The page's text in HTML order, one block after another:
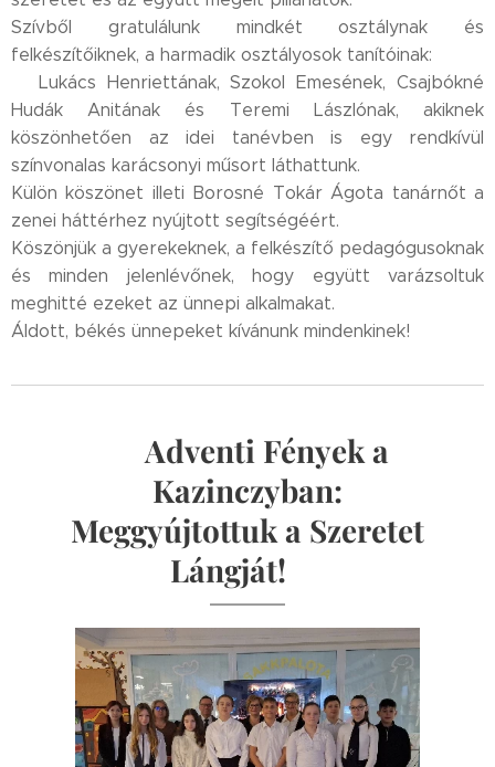
Szívből gratulálunk mindkét osztálynak és
felkészítőiknek, a harmadik osztályosok tanítóinak:
💙Lukács Henriettának, Szokol Emesének, Csajbókné
Hudák Anitának és Teremi Lászlónak, akiknek
köszönhetően az idei tanévben is egy rendkívül
színvonalas karácsonyi műsort láthattunk.🙏
Külön köszönet illeti Borosné Tokár Ágota tanárnőt a
zenei háttérhez nyújtott segítségéért.✨
Köszönjük a gyerekeknek, a felkészítő pedagógusoknak
és minden jelenlévőnek, hogy együtt varázsoltuk
meghitté ezeket az ünnepi alkalmakat.
Áldott, békés ünnepeket kívánunk mindenkinek! 🎄✨🤍
Adventi Fények a
Kazinczyban:
Meggyújtottuk a Szeretet
Lángját!💙